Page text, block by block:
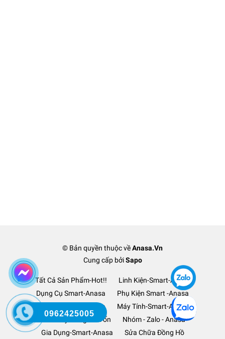
© Bản quyền thuộc vềAnasa.Vn
Cung cấp bởi Sapo
Tất Cả Sản Phẩm-Hot!!
Linh Kiện-Smart-Anasa
Dụng Cụ Smart-Anasa
Phụ Kiện Smart -Anasa
Ô Tô Xe Hơi TM-Anasa
Máy Tính-Smart-Anasa
Thanh Lý Hàng-Lỗ Vốn
Nhóm - Zalo - Anasa
Gia Dụng-Smart-Anasa
Sửa Chữa Đồng Hồ
0962425005